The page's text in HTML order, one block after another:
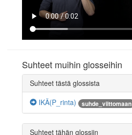
Suhteet muihin glosseihin
Suhteet tästä glossista
IKÄ(P_rinta)
suhde_viittomaan
Suhteet tähän glossiin